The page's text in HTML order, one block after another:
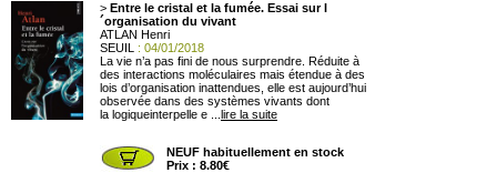
> Entre le cristal et la fumée. Essai sur l
´organisation du vivant
ATLAN Henri
SEUIL
: 04/01/2018
La vie n’a pas fini de nous surprendre. Réduite à
des interactions moléculaires mais étendue à des
lois d’organisation inattendues, elle est aujourd’hui
observée dans des systèmes vivants dont
la logiqueinterpelle e ... lire la suite
NEUF habituellement en stock
Prix : 8.80€